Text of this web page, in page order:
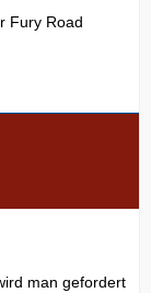
Fury Road
man gefordert